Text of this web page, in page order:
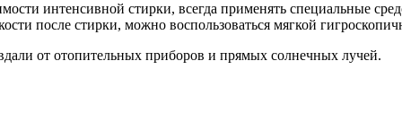
интенсивной стирки, всегда применять специальные
после стирки, можно воспользоваться мягкой
от отопительных приборов и прямых солнечных лучей.